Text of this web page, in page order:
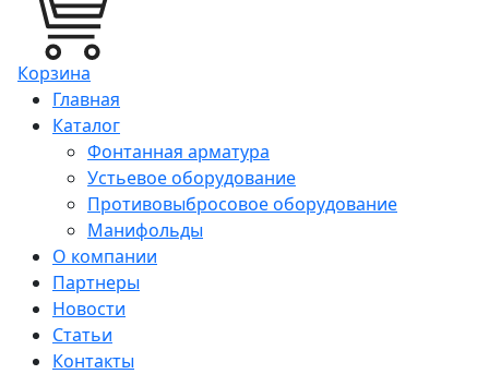
Корзина
Главная
Каталог
Фонтанная арматура
Устьевое оборудование
Противовыбросовое оборудование
Манифольды
О компании
Партнеры
Новости
Статьи
Контакты